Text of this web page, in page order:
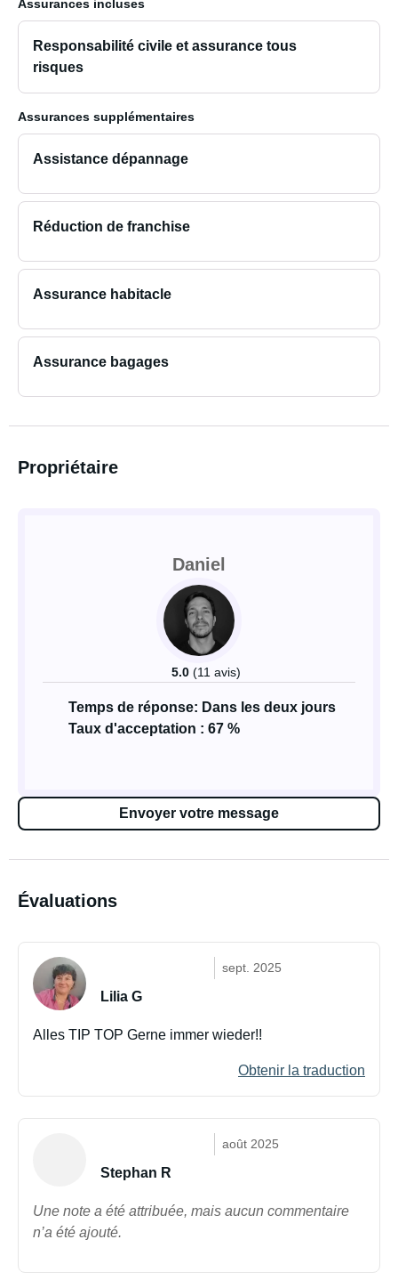
Assurances incluses
Responsabilité civile et assurance tous
risques
Assurances supplémentaires
Assistance dépannage
Réduction de franchise
Assurance habitacle
Assurance bagages
Propriétaire
Daniel
5.0 (11 avis)
Temps de réponse: Dans les deux jours
Taux d'acceptation : 67 %
Envoyer votre message
Évaluations
sept. 2025
Lilia G
Alles TIP TOP Gerne immer wieder!!
Obtenir la traduction
août 2025
Stephan R
Une note a été attribuée, mais aucun commentaire
n’a été ajouté.